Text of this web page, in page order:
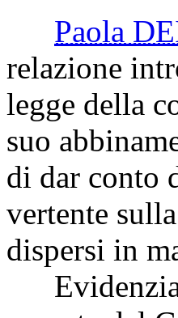
Paola
relazione
legge della
suo
di dar conto
vertente
dispersi in
Evidenzia